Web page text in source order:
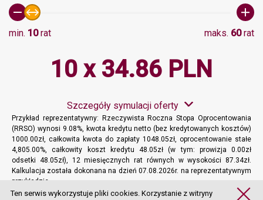
min. 10rat maks. 60rat
10 x 34.86 PLN
Szczegóły symulacji oferty
Przykład reprezentatywny: Rzeczywista Roczna Stopa Oprocentowania
(RRSO) wynosi 9.08%, kwota kredytu netto (bez kredytowanych kosztów)
1000.00zł, całkowita kwota do zapłaty 1048.05zł, oprocentowanie stałe
4,805.00%, całkowity koszt kredytu 48.05zł (w tym: prowizja 0.00zł
odsetki 48.05zł), 12 miesięcznych rat równych w wysokości 87.34zł.
Kalkulacja została dokonana na dzień 07.08.2026r. na reprezentatywnym
przykładzie.
Więcej informacji
Ten serwis wykorzystuje pliki cookies. Korzystanie z witryny